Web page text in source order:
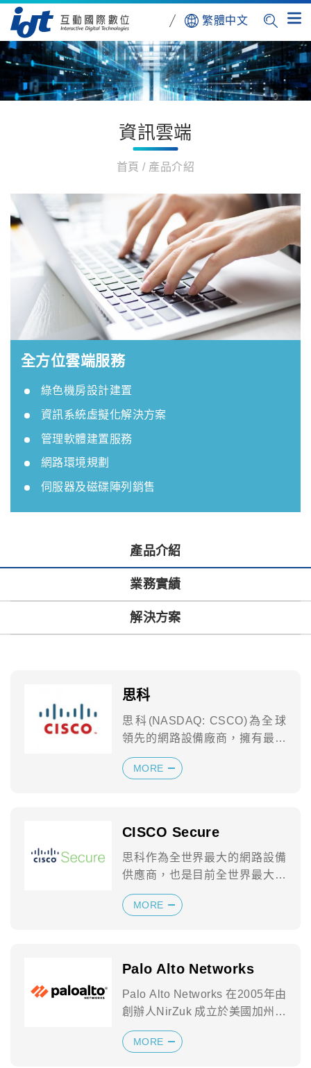
繁體中文
資訊雲端
首頁 產品介紹
全方位雲端服務
綠色機房設計建置
資訊系統虛擬化解決方案
管理軟體建置服務
網路環境規劃
伺服器及磁碟陣列銷售
產品介紹
業務實績
解決方案
思科
思科(NASDAQ: CSCO)為全球
領先的網路設備廠商，擁有最先
進的網路創新技術，為企業、教
育單...
MORE
CISCO Secure
思科作為全世界最大的網路設備
供應商，也是目前全世界最大的
資安公司。思科的安全產品組合
包含作為整合性...
MORE
Palo Alto Networks
Palo Alto Networks 在2005年由
創辦人NirZuk 成立於美國加州。
Palo ...
MORE